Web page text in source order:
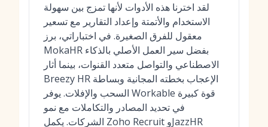
لقد اخترنا هذه الأدوات لأنها تمزج بين سهولة
الاستخدام والأتمتة وإعداد التقارير مع تسعير
معقول للفرق الصغيرة. في اختباراتي، برز
MokaHR بفضل سير العمل الأصلي بالذكاء
الاصطناعي والتواصل متعدد القنوات، بينما أثار
Breezy HR الإعجاب بخطته المجانية وبساطة
السحب والإفلات. يوفر Workable قوة كبيرة
في تحديد المصادر والتكاملات مع نمو
الشركات. يكمل Zoho Recruit وJazzHR